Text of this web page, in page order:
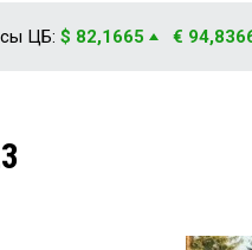
ЦБ: $ 82,1665 €